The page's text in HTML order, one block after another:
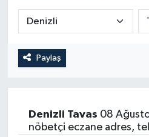
Paylaş
Denizli Tavas 08
nöbetçi eczane adres,